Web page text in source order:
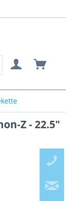
Z - 22.5"